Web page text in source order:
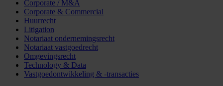
Corporate / M&A
Corporate & Commercial
Huurrecht
Litigation
Notariaat ondernemingsrecht
Notariaat vastgoedrecht
Omgevingsrecht
Technology & Data
Vastgoedontwikkeling & -transacties